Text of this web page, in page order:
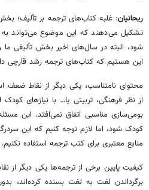
ریحانیان: غلبه کتاب‌های ترجمه بر تألیف؛
تشکیل می‌دهند که این موضوع می‌تواند
شود، البته در سال‌های اخیر بخش تألیفی
این هستیم که کتاب‌های ترجمه رشد قارچی
محتوای نامتناسب، یکی دیگر از نقاط
از نظر فرهنگی، تربیتی یا… با نیازهای
بومی‌سازی مناسبی اتفاق نمی‌افتد. این
کودک شود، اما لازم توجه کنیم که این
منابع معتبری برای کتب ترجمه استفاده نکنیم.
کیفیت پایین برخی از ترجمه‌ها یکی دیگر
برگرداندن لغت به لغت بسنده کرده‌اند،